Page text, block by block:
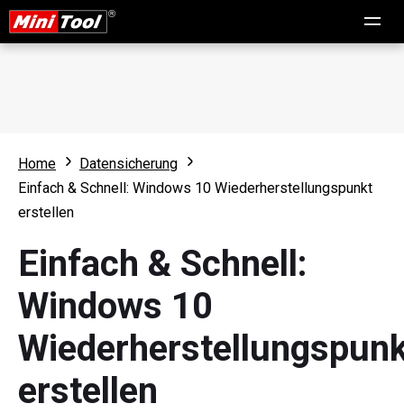
Home
Datensicherung
Einfach & Schnell: Windows 10 Wiederherstellungspunkt
erstellen
Einfach & Schnell:
Windows 10
erstellen